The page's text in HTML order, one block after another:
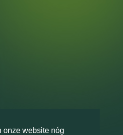
onze website nóg